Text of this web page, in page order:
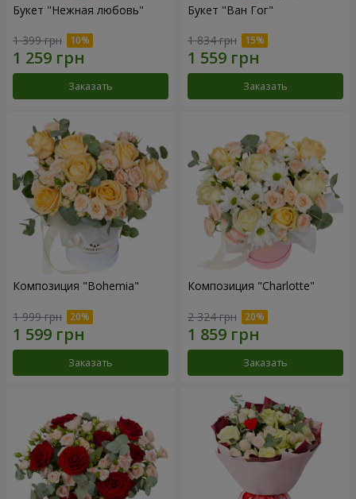
Букет "Нежная любовь"
1 399 грн
Заказать
Букет "Ван Гог"
1 834 грн
Заказать
Композиция "Bohemia"
1 999 грн
Заказать
Композиция "Charlotte"
2 324 грн
Заказать